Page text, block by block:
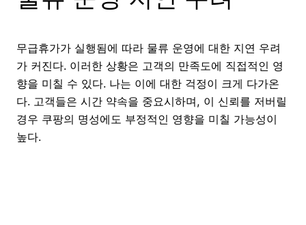
무급휴가가 실행됨에 따라 물류 운영에 대한 지연 우려
가 커진다. 이러한 상황은 고객의 만족도에 직접적인 영
향을 미칠 수 있다. 나는 이에 대한 걱정이 크게 다가온
다. 고객들은 시간 약속을 중요시하며, 이 신뢰를 저버릴
경우 쿠팡의 명성에도 부정적인 영향을 미칠 가능성이
높다.